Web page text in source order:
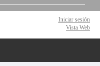
Iniciar sesión
Vista Web